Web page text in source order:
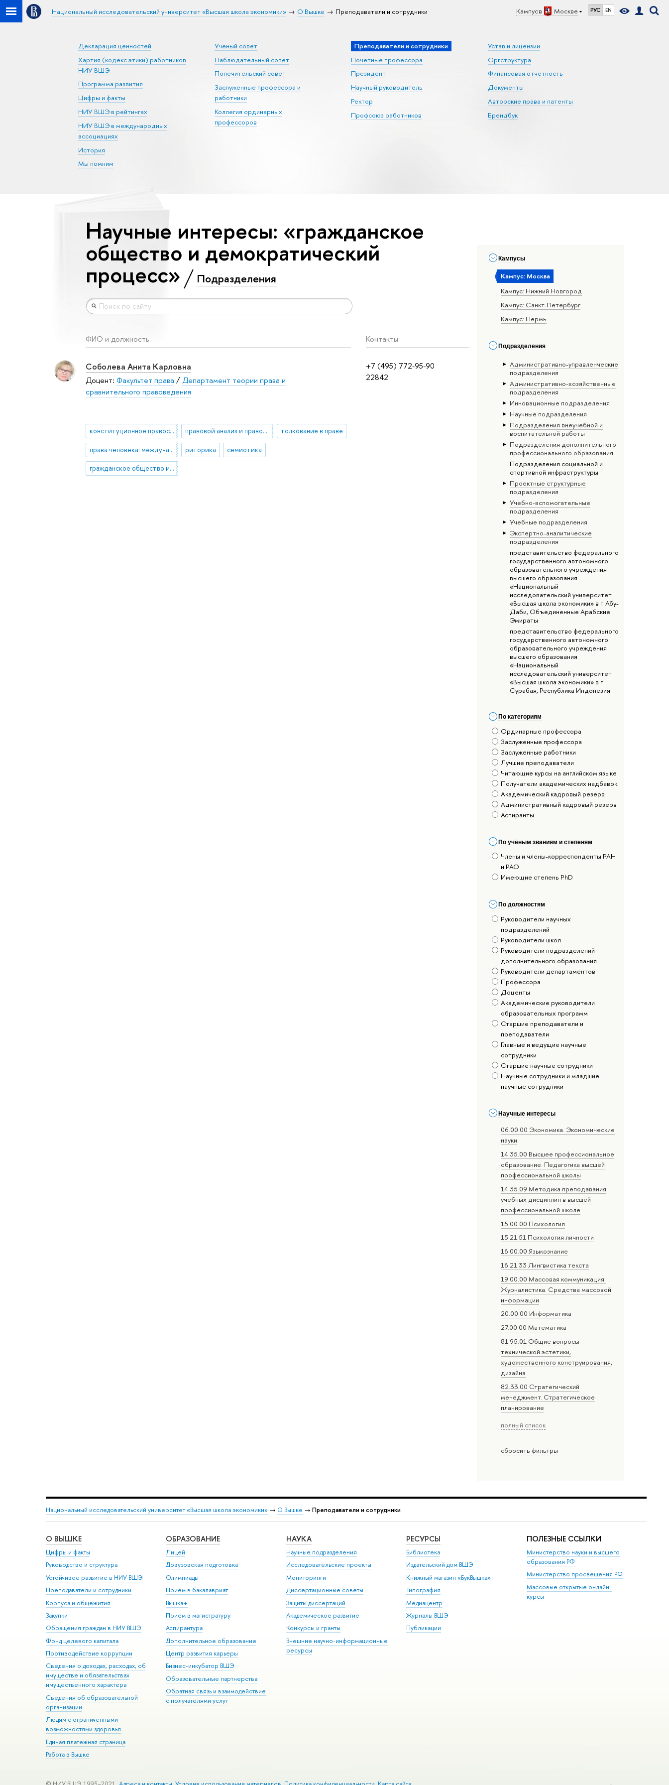
Кампус в Москве РУС EN
Национальный исследовательский университет «Высшая школа экономики» О Вышке Преподаватели и сотрудники
Декларация ценностей
Хартия (кодекс этики) работников
НИУ ВШЭ
Программа развития
Цифры и факты
НИУ ВШЭ в рейтингах
НИУ ВШЭ в международных
ассоциациях
История
Мы помним
Ученый совет
Наблюдательный совет
Попечительский совет
Заслуженные профессора и
работники
Коллегия ординарных
профессоров
Преподаватели и сотрудники
Почетные профессора
Президент
Научный руководитель
Ректор
Профсоюз работников
Устав и лицензии
Оргструктура
Финансовая отчетность
Документы
Авторские права и патенты
Брендбук
Кампусы
Кампус: Москва
Кампус: Нижний Новгород
Кампус: Санкт-Петербург
Кампус: Пермь
Подразделения
Административно-управленческие
подразделения
Административно-хозяйственные
подразделения
Инновационные подразделения
Научные подразделения
Подразделения внеучебной и
воспитательной работы
Подразделения дополнительного
профессионального образования
Подразделения социальной и
спортивной инфраструктуры
Проектные структурные
подразделения
Учебно-вспомогательные
подразделения
Учебные подразделения
Экспертно-аналитические
подразделения
представительство федерального
государственного автономного
образовательного учреждения
высшего образования
«Национальный
исследовательский университет
«Высшая школа экономики» в г. Абу-
Даби, Объединенные Арабские
Эмираты
представительство федерального
государственного автономного
образовательного учреждения
высшего образования
«Национальный
исследовательский университет
«Высшая школа экономики» в г.
Сурабая, Республика Индонезия
По категориям
Ординарные профессора
Заслуженные профессора
Заслуженные работники
Лучшие преподаватели
Читающие курсы на английском языке
Получатели академических надбавок
Академический кадровый резерв
Административный кадровый резерв
Аспиранты
По учёным званиям и степеням
Члены и члены-корреспонденты РАН
и РАО
Имеющие степень PhD
По должностям
Руководители научных
подразделений
Руководители школ
Руководители подразделений
дополнительного образования
Руководители департаментов
Профессора
Доценты
Академические руководители
образовательных программ
Старшие преподаватели и
преподаватели
Главные и ведущие научные
сотрудники
Старшие научные сотрудники
Научные сотрудники и младшие
научные сотрудники
Научные интересы
06.00.00 Экономика. Экономические
науки
14.35.00 Высшее профессиональное
образование. Педагогика высшей
профессиональной школы
14.35.09 Методика преподавания
учебных дисциплин в высшей
профессиональной школе
15.00.00 Психология
15.21.51 Психология личности
16.00.00 Языкознание
16.21.33 Лингвистика текста
19.00.00 Массовая коммуникация.
Журналистика. Средства массовой
информации
20.00.00 Информатика
27.00.00 Математика
81.95.01 Общие вопросы
технической эстетики,
художественного конструирования,
дизайна
82.33.00 Стратегический
менеджмент. Стратегическое
планирование
полный список
сбросить фильтры
Научные интересы: «гражданское
общество и демократический
процесс» Подразделения
ФИО и должность Контакты
+7 (495) 772-95-90
22842
Соболева Анита Карловна
Доцент: Факультет права /Департамент теории права и
сравнительного правоведения
конституционное правосудие правовой анализ и правовое мышление толкование в праве
права человека: международно-правовые и внутригосударственные механизмы защиты риторика семиотика
гражданское общество и демократический процесс
Национальный исследовательский университет «Высшая школа экономики» → О Вышке → Преподаватели и сотрудники
О ВЫШКЕ
Цифры и факты
Руководство и структура
Устойчивое развитие в НИУ ВШЭ
Преподаватели и сотрудники
Корпуса и общежития
Закупки
Обращения граждан в НИУ ВШЭ
Фонд целевого капитала
Противодействие коррупции
Сведения о доходах, расходах, об
имуществе и обязательствах
имущественного характера
Сведения об образовательной
организации
Людям с ограниченными
возможностями здоровья
Единая платежная страница
Работа в Вышке
ОБРАЗОВАНИЕ
Лицей
Довузовская подготовка
Олимпиады
Прием в бакалавриат
Вышка+
Прием в магистратуру
Аспирантура
Дополнительное образование
Центр развития карьеры
Бизнес-инкубатор ВШЭ
Образовательные партнерства
Обратная связь и взаимодействие
с получателями услуг
НАУКА
Научные подразделения
Исследовательские проекты
Мониторинги
Диссертационные советы
Защиты диссертаций
Академическое развитие
Конкурсы и гранты
Внешние научно-информационные
ресурсы
РЕСУРСЫ
Библиотека
Издательский дом ВШЭ
Книжный магазин «БукВышка»
Типография
Медиацентр
Журналы ВШЭ
Публикации
ПОЛЕЗНЫЕ ССЫЛКИ
Министерство науки и высшего
образования РФ
Министерство просвещения РФ
Массовые открытые онлайн-
курсы